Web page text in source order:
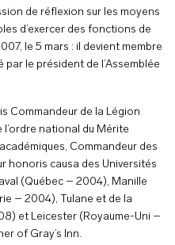
de réflexion sur les moyens
d’exercer des fonctions de
le 5 mars : il devient membre
le président de l’Assemblée
Commandeur de la Légion
national du Mérite
Commandeur des
honoris causa des Universités
(Québec – 2004), Manille
– 2004), Tulane et de la
et Leicester (Royaume-Uni –
of Gray’s Inn.